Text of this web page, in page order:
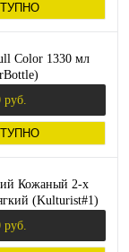
Color 1330 мл
руб.
Кожаный 2-х
(Kulturist#1)
руб.